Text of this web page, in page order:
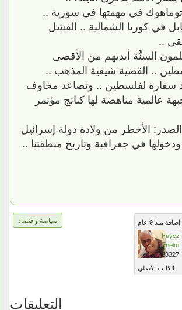
الـ 59 توماهوك في مهمتها في سورية ..
في كوريا الشمالية .. الفشل
..
السنَّة أيديهم من الأقصى
.. القضية شيعية المذهب ..
سفارة لفلسطين .. وتصاعد مخاوف
عالمية مناهضة لها كناتج مؤتمر
الأخطر من ولادة دولة إسرائيل
في جغرافية وتاريخ منطقتنا ..
سياسة واقتصاد
إضافة منذ 9 عام
Fayez
Eneim
23327
الكاتب الأصلي
التعليقات